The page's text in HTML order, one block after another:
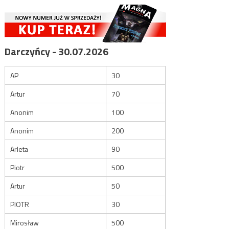
Darczyńcy - 30.07.2026
AP
30
Artur
70
Anonim
100
Anonim
200
Arleta
90
Piotr
500
Artur
50
PIOTR
30
Mirosław
500